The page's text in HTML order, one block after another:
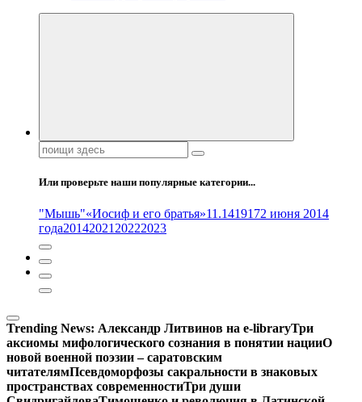
Поиск:
Или проверьте наши популярные категории...
"Мышь"«Иосиф и его братья»11.1419172 июня 2014
года20142021 20222023
Trending News: Александр Литвинов на e-libraryТри
аксиомы мифологического сознания в понятии нацииО
новой военной поэзии – саратовским
читателямПсевдоморфозы сакральности в знаковых
пространствах современностиТри души